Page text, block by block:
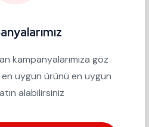
kampanyalarımıza göz
uygun ürünü en uygun
alabilirsiniz